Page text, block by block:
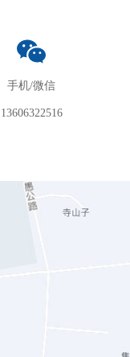
手机/微信
13606322516